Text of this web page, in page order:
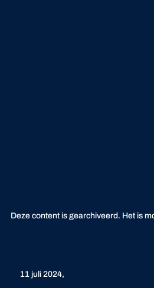
Deze content is gearchiveerd. Het is
11 juli 2024,